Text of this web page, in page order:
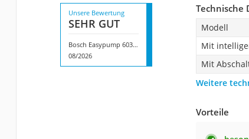
Unsere Bewertung
SEHR GUT
Bosch Easypump 603947000
08/2026
Technische
Modell
Mit
Mit
Weitere
Vorteile